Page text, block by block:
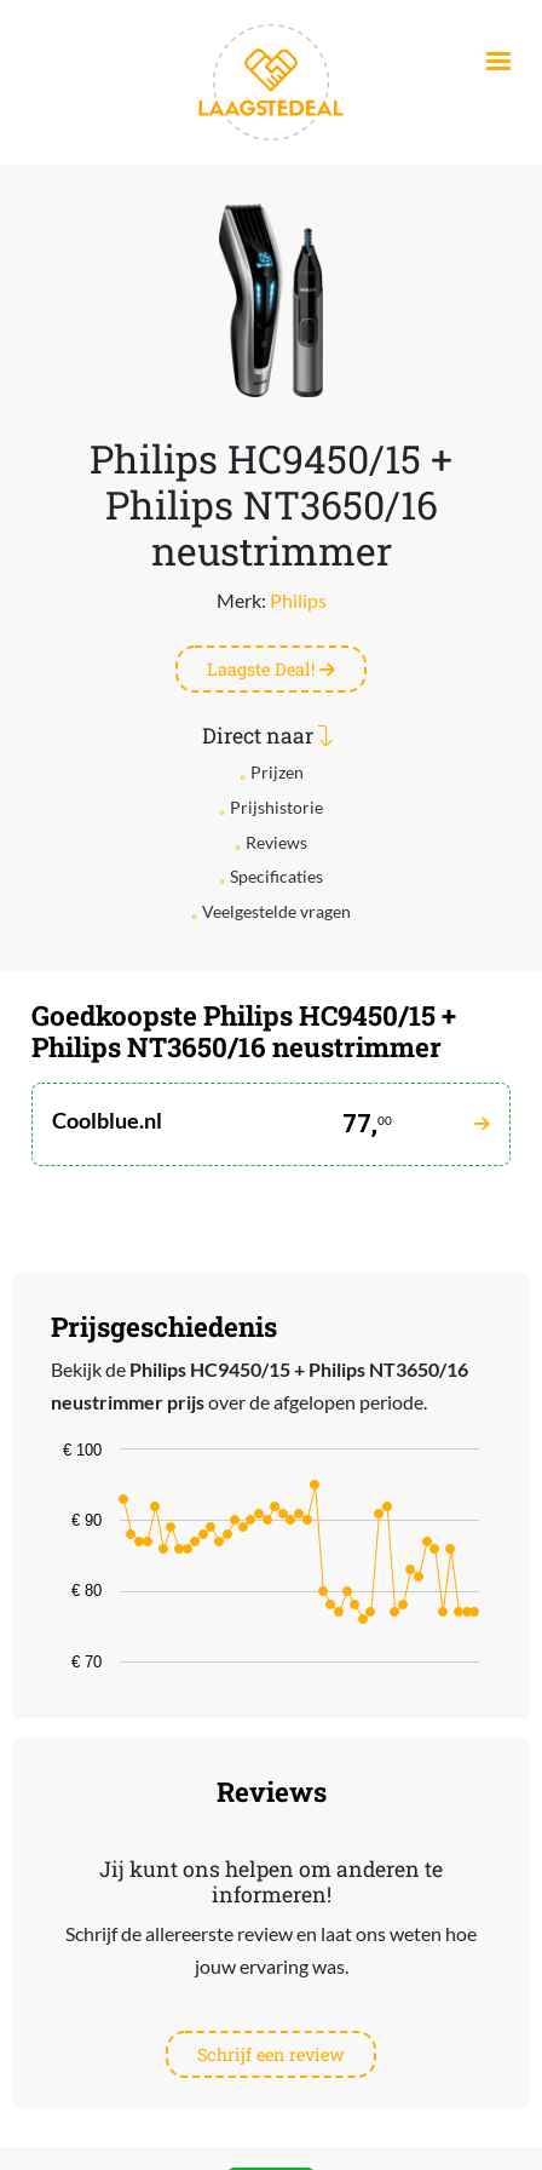
Philips HC9450/15 +
Philips NT3650/16
neustrimmer
Merk: Philips
Laagste Deal!
Direct naar
Prijzen
Prijshistorie
Reviews
Specificaties
Veelgestelde vragen
Goedkoopste Philips HC9450/15 +
Philips NT3650/16 neustrimmer
Coolblue.nl 77,00
Prijsgeschiedenis
Bekijk de Philips HC9450/15 + Philips NT3650/16
neustrimmer prijsover de afgelopen periode.
Chart
Line chart with 45 data points.
The chart has 1 X axis displaying categories.
The chart has 1 Y axis displaying values. Data ranges from 76 to
€ 70
€ 80
€ 90
€ 100
Reviews
Jij kunt ons helpen om anderen te
informeren!
Schrijf de allereerste review en laat ons weten hoe
jouw ervaring was.
Schrijf een review